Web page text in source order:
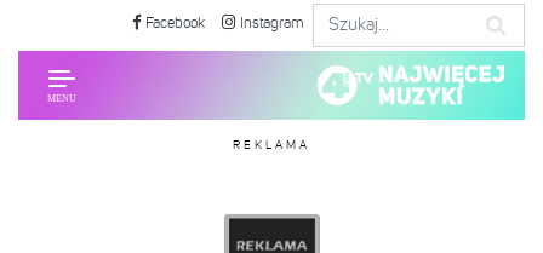
Facebook Instagram
REKLAMA